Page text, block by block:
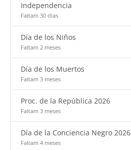
Independencia
Faltam 30 dias
Día de los Niños
Faltam 2 meses
Día de los Muertos
Faltam 3 meses
Proc. de la República 2026
Faltam 3 meses
Día de la Conciencia Negro 2026
Faltam 4 meses